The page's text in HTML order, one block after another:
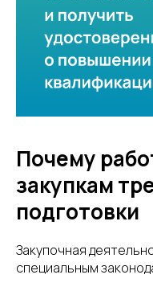
Почему
закупкам
подготовки
Закупочная
специальным